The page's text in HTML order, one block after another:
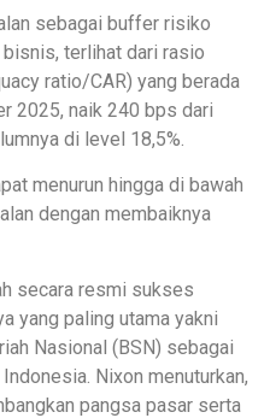
sebagai buffer risiko
terlihat dari rasio
ratio/CAR) yang berada
2025, naik 240 bps dari
di level 18,5%.
menurun hingga di bawah
dengan membaiknya
secara resmi sukses
yang paling utama yakni
Nasional (BSN) sebagai
Nixon menuturkan,
pangsa pasar serta